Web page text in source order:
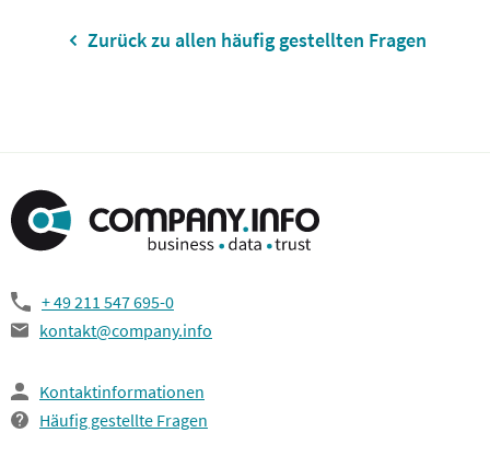
Zurück zu allen häufig gestellten Fragen
+ 49 211 547 695-0
kontakt@company.info
Kontaktinformationen
Häufig gestellte Fragen